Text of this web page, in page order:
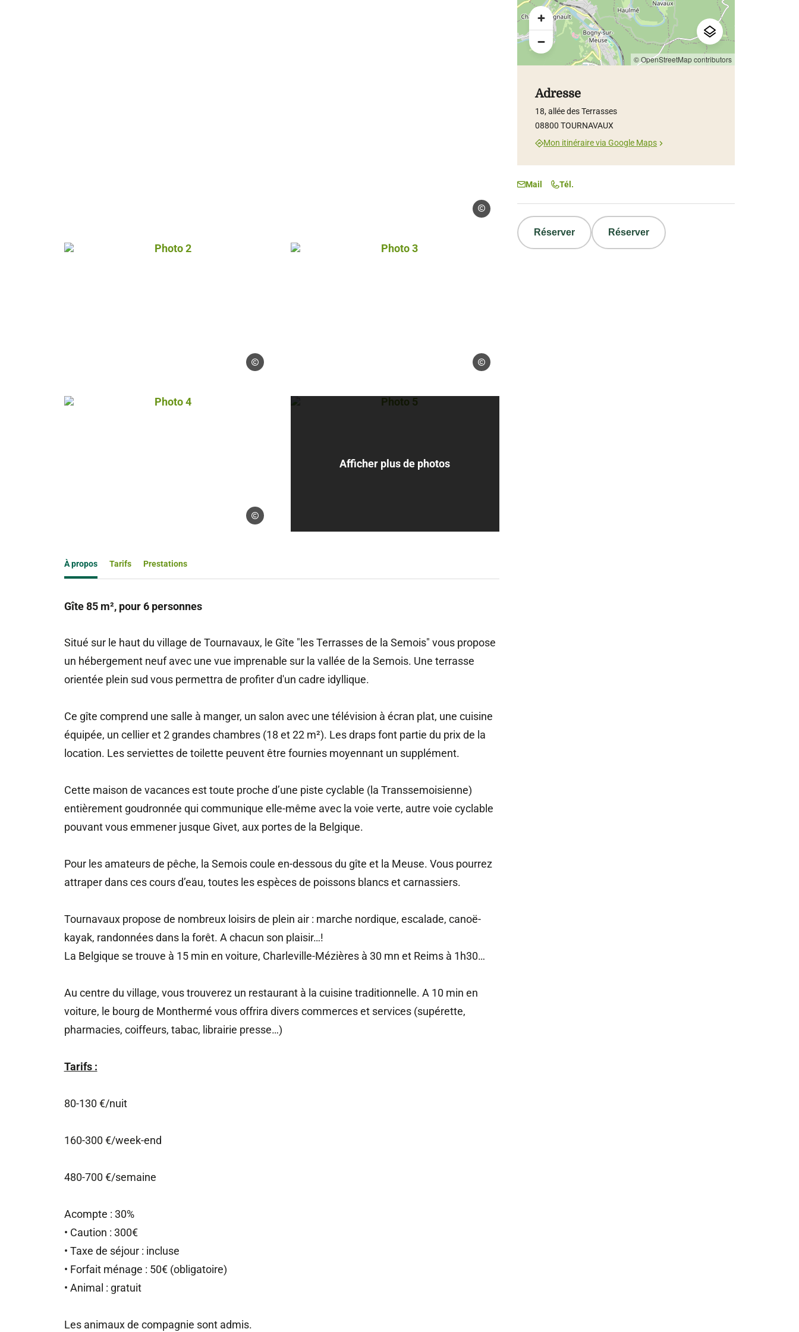
Droits gérés
Photo 2, © Droits gérés
Droits gérés
Photo 3, © Droits gérés
Droits gérés
Photo 4, © Droits gérés
Droits gérés
Afficher plus de photos
Photo 5, © Droits gérés
À propos Tarifs Prestations
Gîte 85 m², pour 6 personnes
Situé sur le haut du village de Tournavaux, le Gîte "les Terrasses de la Semois" vous propose
un hébergement neuf avec une vue imprenable sur la vallée de la Semois. Une terrasse
orientée plein sud vous permettra de profiter d'un cadre idyllique.
Ce gîte comprend une salle à manger, un salon avec une télévision à écran plat, une cuisine
équipée, un cellier et 2 grandes chambres (18 et 22 m²). Les draps font partie du prix de la
location. Les serviettes de toilette peuvent être fournies moyennant un supplément.
Cette maison de vacances est toute proche d’une piste cyclable (la Transsemoisienne)
entièrement goudronnée qui communique elle-même avec la voie verte, autre voie cyclable
pouvant vous emmener jusque Givet, aux portes de la Belgique.
Pour les amateurs de pêche, la Semois coule en-dessous du gîte et la Meuse. Vous pourrez
attraper dans ces cours d’eau, toutes les espèces de poissons blancs et carnassiers.
Tournavaux propose de nombreux loisirs de plein air : marche nordique, escalade, canoë-
kayak, randonnées dans la forêt. A chacun son plaisir…!
La Belgique se trouve à 15 min en voiture, Charleville-Mézières à 30 mn et Reims à 1h30…
Au centre du village, vous trouverez un restaurant à la cuisine traditionnelle. A 10 min en
voiture, le bourg de Monthermé vous offrira divers commerces et services (supérette,
pharmacies, coiffeurs, tabac, librairie presse…)
Tarifs :
80-130 €/nuit
160-300 €/week-end
480-700 €/semaine
Acompte : 30%
• Caution : 300€
• Taxe de séjour : incluse
• Forfait ménage : 50€ (obligatoire)
• Animal : gratuit
Les animaux de compagnie sont admis.
© OpenStreetMap contributors
Adresse
18, allée des Terrasses
08800 TOURNAVAUX
Mon itinéraire via Google Maps
Mail Tél.
Réserver Réserver